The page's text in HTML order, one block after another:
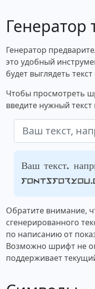
Генератор
Генератор
это удобный
будет выглядеть
Чтобы просмотреть
введите нужный
Ваш текст,
Обратите внимание,
сгенерированного
по написанию от
Возможно шрифт не
поддерживает